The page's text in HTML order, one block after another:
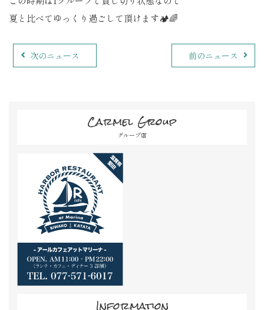
夏と比べてゆっくり過ごして頂けます🏕🌈
次のニュース 前のニュース
Carmel Group
グループ店
Information